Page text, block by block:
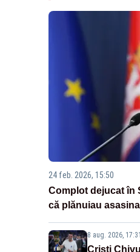
24 feb. 2026, 15:50
Complot dejucat în
că plănuiau
8 aug. 2026, 17:31
Cristi